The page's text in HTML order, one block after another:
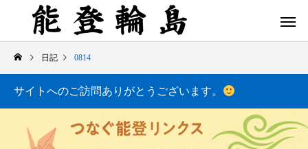
日記 0814
サイトへのご訪問ありがとうございます。